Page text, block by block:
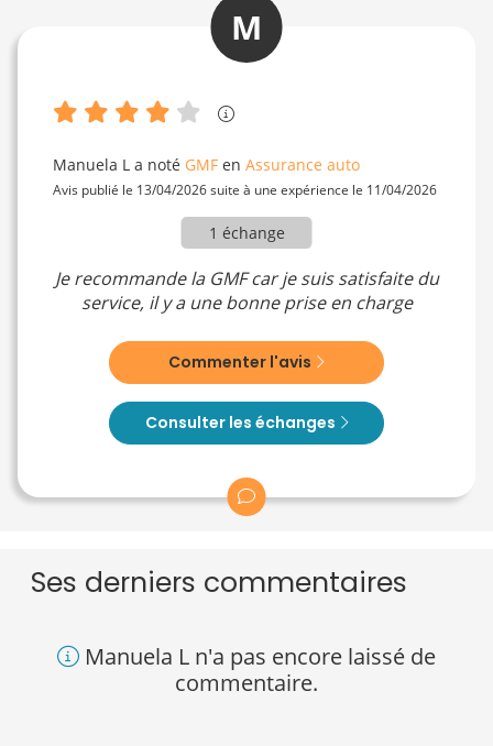
M
Manuela L a noté GMF en Assurance auto
Avis publié le 13/04/2026 suite à une expérience le 11/04/2026
1 échange
Je recommande la GMF car je suis satisfaite du
service, il y a une bonne prise en charge
Commenter l'avis
Consulter les échanges
Ses derniers commentaires
Manuela L n'a pas encore laissé de
commentaire.